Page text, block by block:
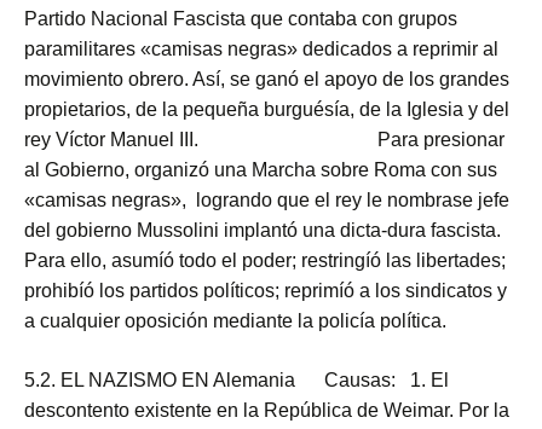
Partido Nacional Fascista que contaba con grupos
paramilitares «camisas negras» dedicados a reprimir al
movimiento obrero. Así, se ganó el apoyo de los grandes
propietarios, de la pequeña burguésía, de la Iglesia y del
rey Víctor Manuel III. Para presionar
al Gobierno, organizó una Marcha sobre Roma con sus
«camisas negras», logrando que el rey le nombrase jefe
del gobierno Mussolini implantó una dicta-dura fascista.
Para ello, asumíó todo el poder; restringíó las libertades;
prohibíó los partidos políticos; reprimíó a los sindicatos y
a cualquier oposición mediante la policía política.
5.2. EL NAZISMO EN Alemania Causas: 1. El
descontento existente en la República de Weimar. Por la